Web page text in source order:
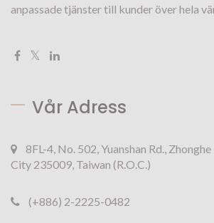
anpassade tjänster till kunder över hela
Vår Adress
8FL-4, No. 502, Yuanshan Rd.,
City 235009, Taiwan (R.O.C.)
(+886) 2-2225-0482